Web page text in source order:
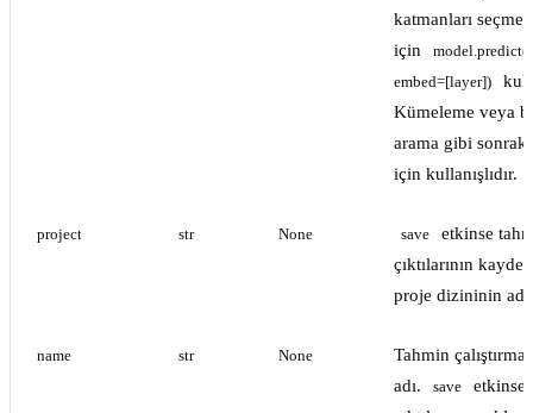
katmanları seçmek
için
embed=[layer])
Kümeleme veya
arama gibi
için kullanışlıdır.
project str None save
etkinse
çıktılarının
proje dizininin adı.
name str None
Tahmin
adı.
save